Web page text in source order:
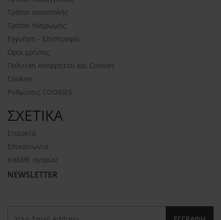
Τρόποι αποστολής
Τρόποι πληρωμής
Εγγυήση - Επιστροφές
Όροι χρήσης
Πολιτική Απορρήτου και Cookies
Cookies
Ρυθμίσεις COOKIES
ΣΧΕΤΙΚΑ
Εταιρεία
Επικοινωνία
Καλάθι αγορών
NEWSLETTER